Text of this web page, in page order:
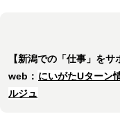
【新潟での「仕事」をサ
web： にいがたUターン
ルジュ